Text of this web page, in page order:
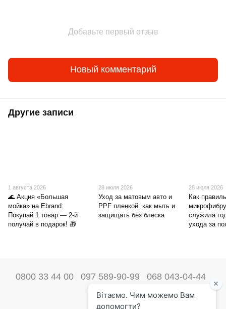
Добавьте первый отзыв
Новый комментарий
Другие записи
1 августа 2026
🌊 Акция «Большая
мойка» на Ebrand:
Покупай 1 товар — 2-й
получай в подарок! 🎁
28 июля 2026
Уход за матовым авто и
PPF пленкой: как мыть и
защищать без блеска
28 июля 2026
Как
служила
ухода за
0800 33 44 00 097 589-90-99 068 043-04-44
Наши контакты